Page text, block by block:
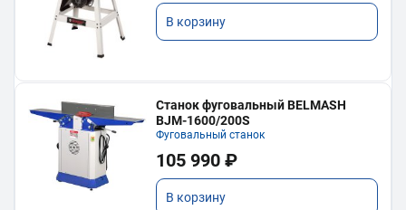
В корзину
Станок фуговальный BELMASH
BJM-1600/200S
Фуговальный станок
105 990 ₽
В корзину